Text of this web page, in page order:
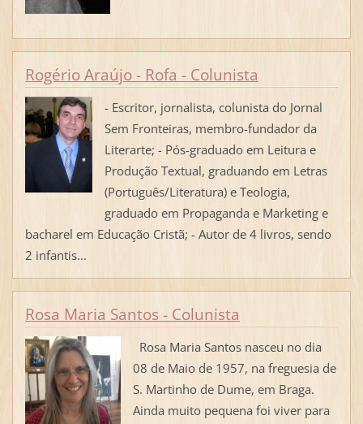
Rogério Araújo - Rofa - Colunista
- Escritor, jornalista, colunista do Jornal
Sem Fronteiras, membro-fundador da
Literarte; - Pós-graduado em Leitura e
Produção Textual, graduando em Letras
(Português/Literatura) e Teologia,
graduado em Propaganda e Marketing e
bacharel em Educação Cristã; - Autor de 4 livros, sendo
2 infantis...
Rosa Maria Santos - Colunista
Rosa Maria Santos nasceu no dia
08 de Maio de 1957, na freguesia de
S. Martinho de Dume, em Braga.
Ainda muito pequena foi viver para